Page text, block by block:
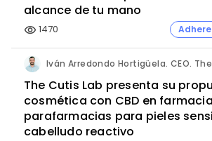
alcance de tu mano
visibility 1470
Iván Arredondo Hortigüela. CEO.
The Cutis Lab presenta su
cosmética con CBD en
parafarmacias para pieles
cabelludo reactivo